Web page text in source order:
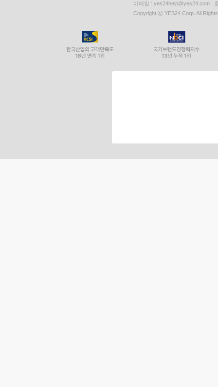
이메일 : yes24help@yes24.com
Copyright ⓒ YES24 Corp. All